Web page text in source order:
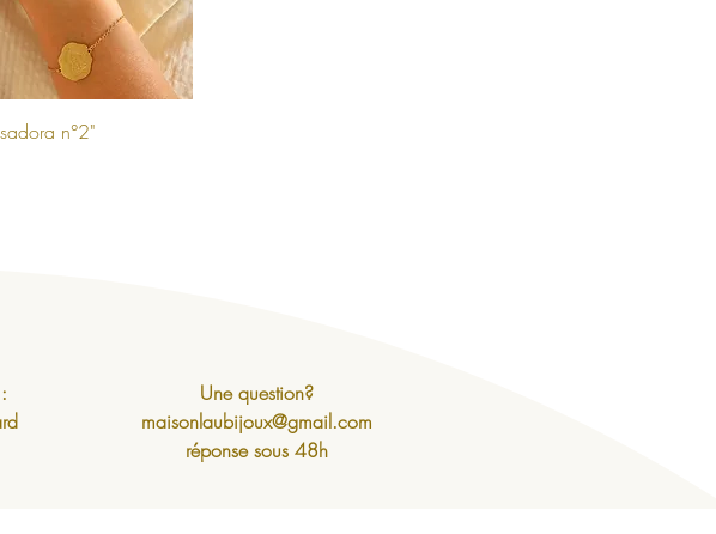
Aperçu rapide
n°2"
Une question?
maisonlaubijoux@gmail.com
réponse sous 48h